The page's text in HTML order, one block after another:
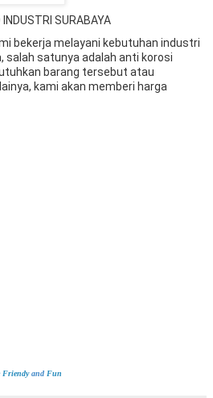
SURABAYA
bekerja melayani kebutuhan industri
salah satunya adalah anti korosi
barang tersebut atau
kami akan memberi harga
Friendyand Fun